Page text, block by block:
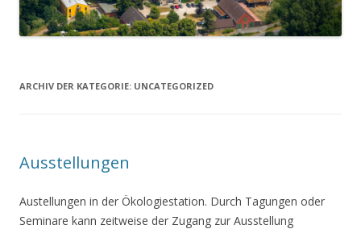
ARCHIV DER KATEGORIE: UNCATEGORIZED
Ausstellungen
Austellungen in der Ökologiestation. Durch Tagungen oder
Seminare kann zeitweise der Zugang zur Ausstellung